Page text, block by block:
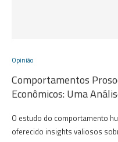
Opinião
Comportamentos
Econômicos: Uma
O estudo do comportamento
oferecido insights valiosos